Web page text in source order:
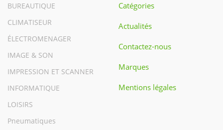
BUREAUTIQUE
CLIMATISEUR
ÉLECTROMENAGER
IMAGE & SON
IMPRESSION ET SCANNER
INFORMATIQUE
LOISIRS
Pneumatiques
Catégories
Actualités
Contactez-nous
Marques
Mentions légales